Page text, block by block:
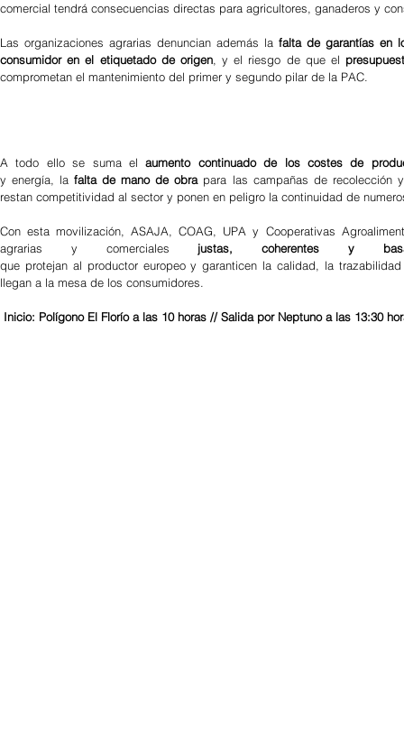
comercial tendrá consecuencias directas para agricultores, ganaderos y
Las organizaciones agrarias denuncian además la falta de garantías en
consumidor en el etiquetado de origen, y el riesgo de que el
comprometan el mantenimiento del primer y segundo pilar de la PAC.
A todo ello se suma el aumento continuado de los costes de
y energía, la falta de mano de obra para las campañas de recolección
restan competitividad al sector y ponen en peligro la continuidad de
Con esta movilización, ASAJA, COAG, UPA y Cooperativas
agrarias y comerciales justas, coherentes y
que protejan al productor europeo y garanticen la calidad, la
llegan a la mesa de los consumidores.
Inicio: Polígono El Florío a las 10 horas // Salida por Neptuno a las 13:30